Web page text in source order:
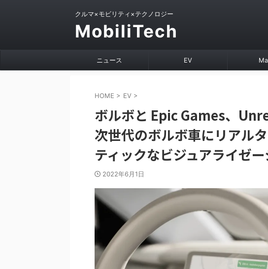
クルマ×モビリティ×テクノロジー
MobiliTech
ニュース EV
HOME > EV >
ボルボと Epic Games、
次世代のボルボ車にリアル
ティックなビジュアライゼ
2022年6月1日